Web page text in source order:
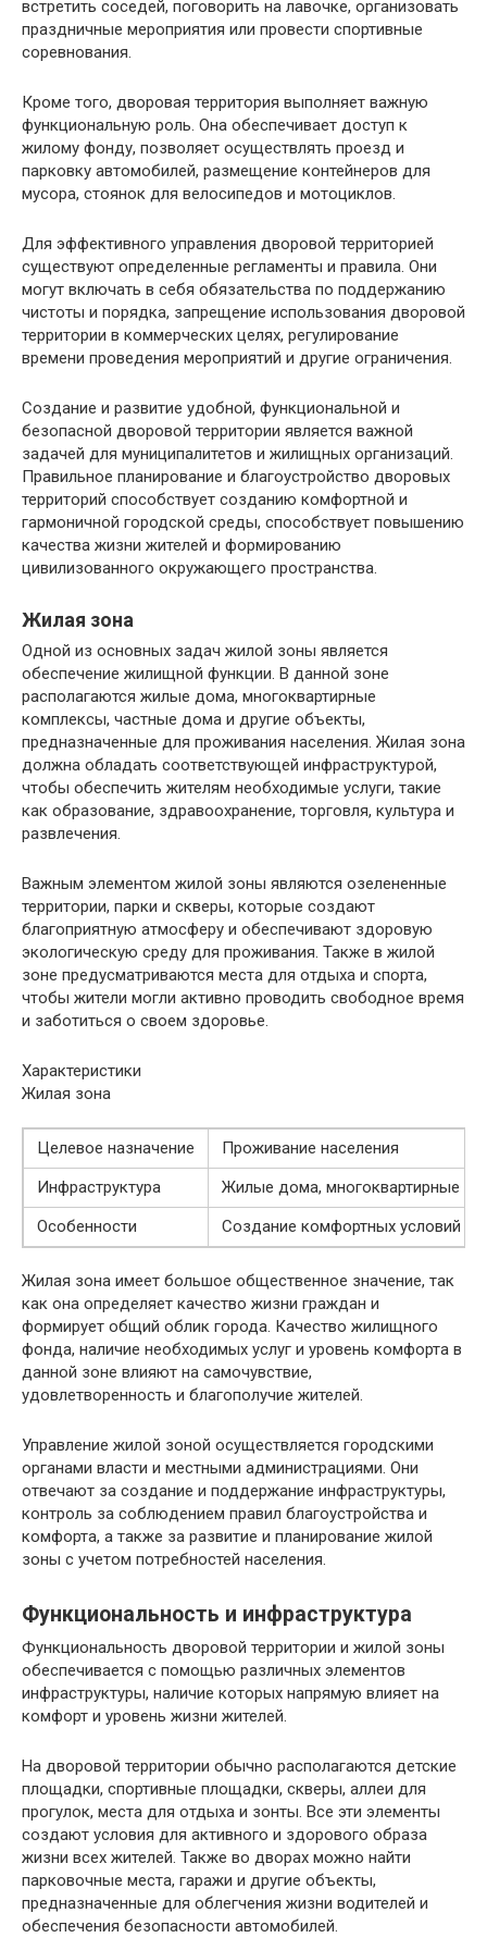
встретить соседей, поговорить на лавочке, организовать
праздничные мероприятия или провести спортивные
соревнования.
Кроме того, дворовая территория выполняет важную
функциональную роль. Она обеспечивает доступ к
жилому фонду, позволяет осуществлять проезд и
парковку автомобилей, размещение контейнеров для
мусора, стоянок для велосипедов и мотоциклов.
Для эффективного управления дворовой территорией
существуют определенные регламенты и правила. Они
могут включать в себя обязательства по поддержанию
чистоты и порядка, запрещение использования дворовой
территории в коммерческих целях, регулирование
времени проведения мероприятий и другие ограничения.
Создание и развитие удобной, функциональной и
безопасной дворовой территории является важной
задачей для муниципалитетов и жилищных организаций.
Правильное планирование и благоустройство дворовых
территорий способствует созданию комфортной и
гармоничной городской среды, способствует повышению
качества жизни жителей и формированию
цивилизованного окружающего пространства.
Жилая зона
Одной из основных задач жилой зоны является
обеспечение жилищной функции. В данной зоне
располагаются жилые дома, многоквартирные
комплексы, частные дома и другие объекты,
предназначенные для проживания населения. Жилая зона
должна обладать соответствующей инфраструктурой,
чтобы обеспечить жителям необходимые услуги, такие
как образование, здравоохранение, торговля, культура и
развлечения.
Важным элементом жилой зоны являются озелененные
территории, парки и скверы, которые создают
благоприятную атмосферу и обеспечивают здоровую
экологическую среду для проживания. Также в жилой
зоне предусматриваются места для отдыха и спорта,
чтобы жители могли активно проводить свободное время
и заботиться о своем здоровье.
Характеристики
Жилая зона
Целевое назначение
Проживание населения
Инфраструктура
Жилые дома, многоквартирные
Особенности
Создание комфортных условий
Жилая зона имеет большое общественное значение, так
как она определяет качество жизни граждан и
формирует общий облик города. Качество жилищного
фонда, наличие необходимых услуг и уровень комфорта в
данной зоне влияют на самочувствие,
удовлетворенность и благополучие жителей.
Управление жилой зоной осуществляется городскими
органами власти и местными администрациями. Они
отвечают за создание и поддержание инфраструктуры,
контроль за соблюдением правил благоустройства и
комфорта, а также за развитие и планирование жилой
зоны с учетом потребностей населения.
Функциональность и инфраструктура
Функциональность дворовой территории и жилой зоны
обеспечивается с помощью различных элементов
инфраструктуры, наличие которых напрямую влияет на
комфорт и уровень жизни жителей.
На дворовой территории обычно располагаются детские
площадки, спортивные площадки, скверы, аллеи для
прогулок, места для отдыха и зонты. Все эти элементы
создают условия для активного и здорового образа
жизни всех жителей. Также во дворах можно найти
парковочные места, гаражи и другие объекты,
предназначенные для облегчения жизни водителей и
обеспечения безопасности автомобилей.